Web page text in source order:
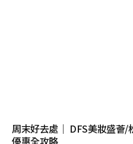
周末好去處｜ DFS美妝盛薈